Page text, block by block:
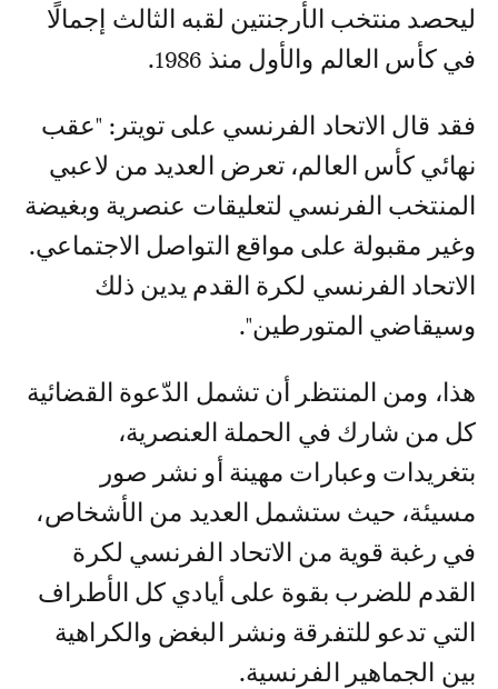
ليحصد منتخب الأرجنتين لقبه الثالث إجمالًا
في كأس العالم والأول منذ 1986.
فقد قال الاتحاد الفرنسي على تويتر: "عقب
نهائي كأس العالم، تعرض العديد من لاعبي
المنتخب الفرنسي لتعليقات عنصرية وبغيضة
وغير مقبولة على مواقع التواصل الاجتماعي.
الاتحاد الفرنسي لكرة القدم يدين ذلك
وسيقاضي المتورطين".
هذا، ومن المنتظر أن تشمل الدّعوة القضائية
كل من شارك في الحملة العنصرية،
بتغريدات وعبارات مهينة أو نشر صور
مسيئة، حيث ستشمل العديد من الأشخاص،
في رغبة قوية من الاتحاد الفرنسي لكرة
القدم للضرب بقوة على أيادي كل الأطراف
التي تدعو للتفرقة ونشر البغض والكراهية
بين الجماهير الفرنسية.